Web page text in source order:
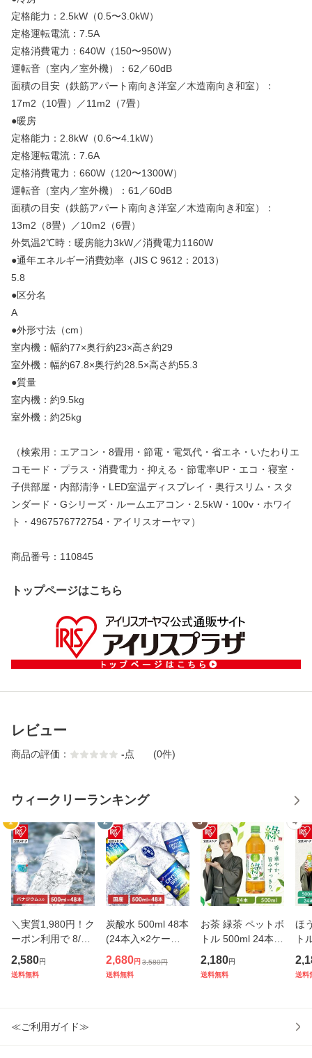
定格能力：2.5kW（0.5〜3.0kW）
定格運転電流：7.5A
定格消費電力：640W（150〜950W）
運転音（室内／室外機）：62／60dB
面積の目安（鉄筋アパート南向き洋室／木造南向き和室）：
17m2（10畳）／11m2（7畳）
●暖房
定格能力：2.8kW（0.6〜4.1kW）
定格運転電流：7.6A
定格消費電力：660W（120〜1300W）
運転音（室内／室外機）：61／60dB
面積の目安（鉄筋アパート南向き洋室／木造南向き和室）：
13m2（8畳）／10m2（6畳）
外気温2℃時：暖房能力3kW／消費電力1160W
●通年エネルギー消費効率（JIS C 9612：2013）
5.8
●区分名
A
●外形寸法（cm）
室内機：幅約77×奥行約23×高さ約29
室外機：幅約67.8×奥行約28.5×高さ約55.3
●質量
室内機：約9.5kg
室外機：約25kg
（検索用：エアコン・8畳用・節電・電気代・省エネ・いたわりエ
コモード・プラス・消費電力・抑える・節電率UP・エコ・寝室・
子供部屋・内部清浄・LED室温ディスプレイ・奥行スリム・スタ
ンダード・Gシリーズ・ルームエアコン・2.5kW・100v・ホワイ
ト・4967576772754・アイリスオーヤマ）
商品番号：110845
トップページはこちら
レビュー
商品の評価： -点 (0件)
ウィークリーランキング
1
＼実質1,980円！ク
ーポン利用で 8/11
9:59まで／水 500
ml 48本 富士山の
天然水 500ml×48
ットボトル
2,580円
送料無料
2
炭酸水 500ml 48本
(24本入×2ケース)
強炭酸水 無糖 プレ
ーン レモン 天然水
スパークリング ソ
2,680円 3,580円
送料無料
3
お茶 緑茶 ペットボ
トル 500ml 24本
密閉抽出 香り高い
旨みすっきり まろ
やか 飲みやすい 食
2,180円
送料無料
4
ほ
ト
選
高
高
ケ
送料
≪ご利用ガイド≫